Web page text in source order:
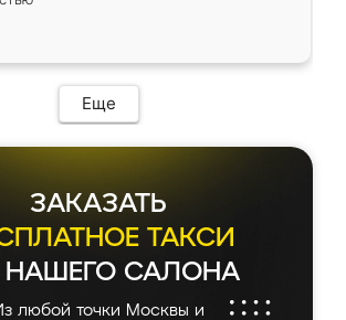
нет.
Еще
ЗАКАЗАТЬ
ТАКСИ
САЛОНА
любой точки Москвы и